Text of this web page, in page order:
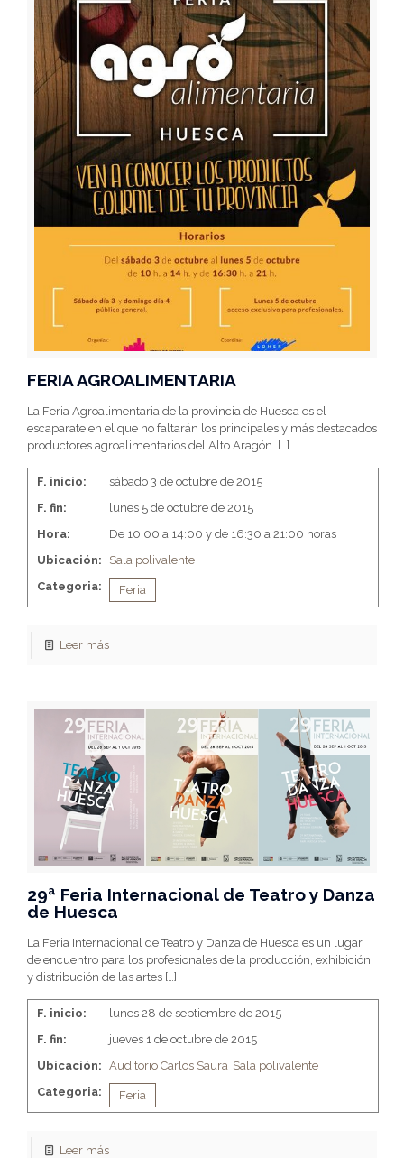
FERIA AGROALIMENTARIA
La Feria Agroalimentaria de la provincia de Huesca es el
escaparate en el que no faltarán los principales y más destacados
productores agroalimentarios del Alto Aragón. […]
F. inicio:
sábado 3 de octubre de 2015
F. fin:
lunes 5 de octubre de 2015
Hora:
De 10:00 a 14:00 y de 16:30 a 21:00 horas
Ubicación:
Sala polivalente
Categoria:
Feria
Leer más
29ª Feria Internacional de Teatro y Danza
de Huesca
La Feria Internacional de Teatro y Danza de Huesca es un lugar
de encuentro para los profesionales de la producción, exhibición
y distribución de las artes […]
F. inicio:
lunes 28 de septiembre de 2015
F. fin:
jueves 1 de octubre de 2015
Ubicación: Auditorio Carlos Saura Sala polivalente
Categoria:
Feria
Leer más